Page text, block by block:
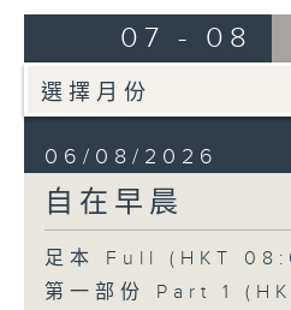
07 - 08
06/08/2026
自在早晨
足本 Full (HKT
第一部份 Part 1